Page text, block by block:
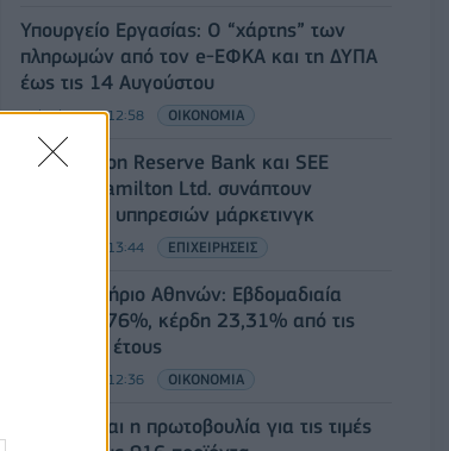
Υπουργείο Εργασίας: Ο “χάρτης” των
πληρωμών από τον e-ΕΦΚΑ και τη ΔΥΠΑ
έως τις 14 Αυγούστου
08/08/2026 - 12:58 ΟΙΚΟΝΟΜΙΑ
Οι Hamilton Reserve Bank και SEE
Capital Hamilton Ltd. συνάπτουν
συμφωνία υπηρεσιών μάρκετινγκ
08/08/2026 - 13:44 ΕΠΙΧΕΙΡΗΣΕΙΣ
Χρηματιστήριο Αθηνών: Εβδομαδιαία
άνοδος 1,76%, κέρδη 23,31% από τις
αρχές του έτους
08/08/2026 - 12:36 ΟΙΚΟΝΟΜΙΑ
Διευρύνεται η πρωτοβουλία για τις τιμές